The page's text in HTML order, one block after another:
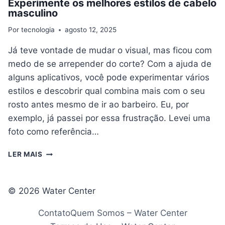
Experimente os melhores estilos de cabelo
masculino
Por tecnologia agosto 12, 2025
Já teve vontade de mudar o visual, mas ficou com
medo de se arrepender do corte? Com a ajuda de
alguns aplicativos, você pode experimentar vários
estilos e descobrir qual combina mais com o seu
rosto antes mesmo de ir ao barbeiro. Eu, por
exemplo, já passei por essa frustração. Levei uma
foto como referência…
LER MAIS EXPERIMENTE
DE
MASCULINO
© 2026 Water Center
ContatoQuem Somos – Water Center